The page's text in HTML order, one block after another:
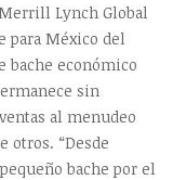
Lynch Global
para México del
bache económico
sin
al menudeo
otros. “Desde
bache por el